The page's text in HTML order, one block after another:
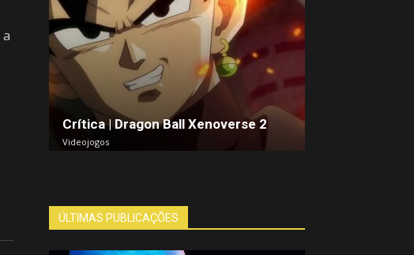
a
Crítica | Dragon Ball Xenoverse 2
Videojogos
ÚLTIMAS PUBLICAÇÕES